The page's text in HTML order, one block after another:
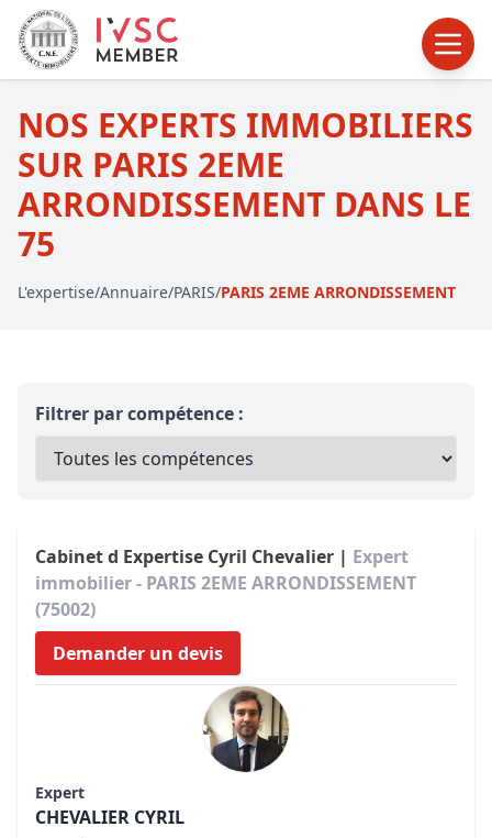
NOS EXPERTS IMMOBILIERS
SUR PARIS 2EME
ARRONDISSEMENT DANS LE
75
L'expertise/Annuaire/PARIS/PARIS 2EME ARRONDISSEMENT
Filtrer par compétence :
Cabinet d Expertise Cyril Chevalier | Expert
immobilier - PARIS 2EME ARRONDISSEMENT
(75002)
Demander un devis
Expert
CHEVALIER CYRIL